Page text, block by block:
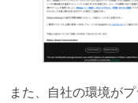
また、自社の環境が